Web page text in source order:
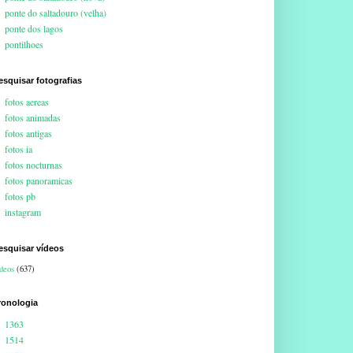
ponte do saltadouro (velha)
ponte dos lagos
pontilhoes
fotografias
fotos aereas
fotos animadas
fotos antigas
fotos ia
fotos nocturnas
fotos panoramicas
fotos pb
instagram
vídeos
(637)
1363
1514